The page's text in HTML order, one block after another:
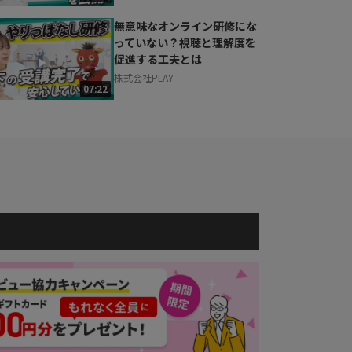
07:22
無意味なオンライン研修にな
っていない？視聴と理解度を
促進する工夫とは
株式会社PLAY